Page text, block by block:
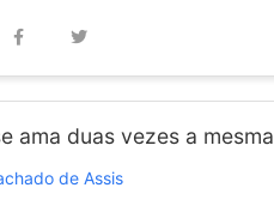
ama duas vezes a
de Assis